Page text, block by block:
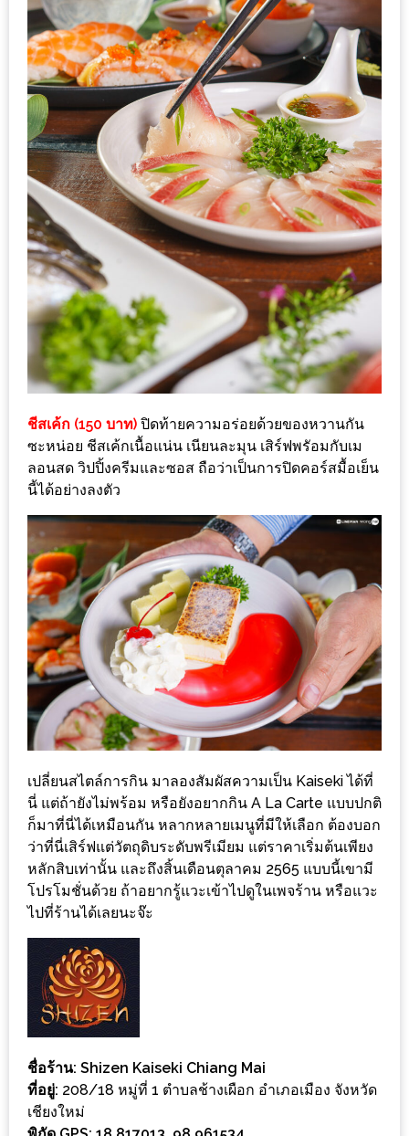
หมู
กระทะ
ทั่ว
เชียงใหม่
TOP30
ราคา
ไม่
เกิน
บาท
รีวิว
ดี
กับ
วงใน
ฟรี
LINE
GIFTCODE!
ลายแทง
ความ
อร่อย
ทั่ว
เชียงใหม่
ลุ้น
บัตร
รับ
บุฟเฟ่ต์
ฟรี
ที่
LE
CRYSTAL
เชียงใหม่
ฟรี
2
ท่าน
ลุ้น
รับ
GIFT
ชีสเค้ก (150 บาท) ปิดท้ายความอร่อยด้วยของหวานกัน
ซะหน่อย ชีสเค้กเนื้อแน่น เนียนละมุน เสิร์ฟพรัอมกับเม
ลอนสด วิปปิ้งครีมและซอส ถือว่าเป็นการปิดคอร์สมื้อเย็น
นี้ได้อย่างลงตัว
เปลี่ยนสไตล์การกิน มาลองสัมผัสความเป็น Kaiseki ได้ที่
นี่ แต่ถ้ายังไม่พร้อม หรือยังอยากกิน A La Carte แบบปกติ
ก็มาที่นี่ได้เหมือนกัน หลากหลายเมนูที่มีให้เลือก ต้องบอก
ว่าที่นี่เสิร์ฟแต่วัตถุดิบระดับพรีเมียม แต่ราคาเริ่มต้นเพียง
หลักสิบเท่านั้น และถึงสิ้นเดือนตุลาคม 2565 แบบนี้เขามี
โปรโมชั่นด้วย ถ้าอยากรู้แวะเข้าไปดูในเพจร้าน หรือแวะ
ไปที่ร้านได้เลยนะจ๊ะ
ชื่อร้าน: Shizen Kaiseki Chiang Mai
ที่อยู่: 208/18 หมู่ที่ 1 ตำบลช้างเผือก อำเภอเมือง จังหวัด
เชียงใหม่